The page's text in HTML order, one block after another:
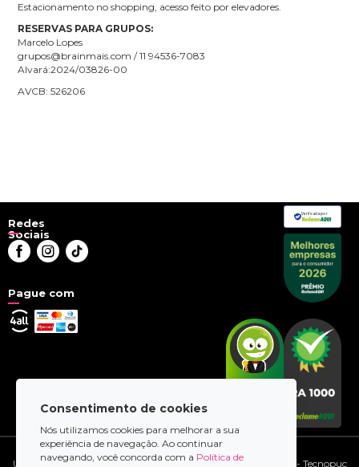
Consentimento de cookies
Nós utilizamos cookies para melhorar a sua
experiência de navegação. Ao continuar
navegando, você concorda com a Política de
Estacionamento no shopping, acesso feito por elevadores.
RESERVAS PARA GRUPOS:
Marcelo Lopes
grupos@brainmais.com / 11 94536-7083
Alvará:2024/03826-00
AVCB: 526206
Redes
Sociais
Pague com
Verificada por
© 2026 - uhuu.com
Uhuu.com Tecnologia LTDA | Av. Ipiranga, 6681 - Prédio 95-A - Tecnopuc